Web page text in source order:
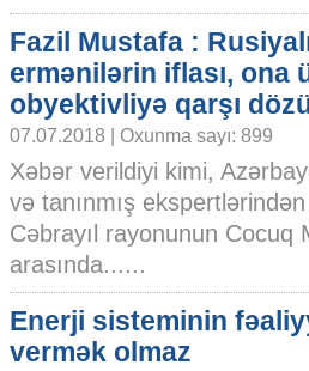
Fazil Mustafa :
ermənilərin iflası, ona
obyektivliyə qarşı
07.07.2018 | Oxunma sayı: 899
Xəbər verildiyi kimi,
və tanınmış
Cəbrayıl rayonunun Cocuq
arasında......
Enerji sisteminin
vermək olmaz